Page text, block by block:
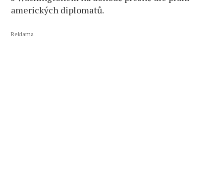
amerických diplomatů.
Reklama